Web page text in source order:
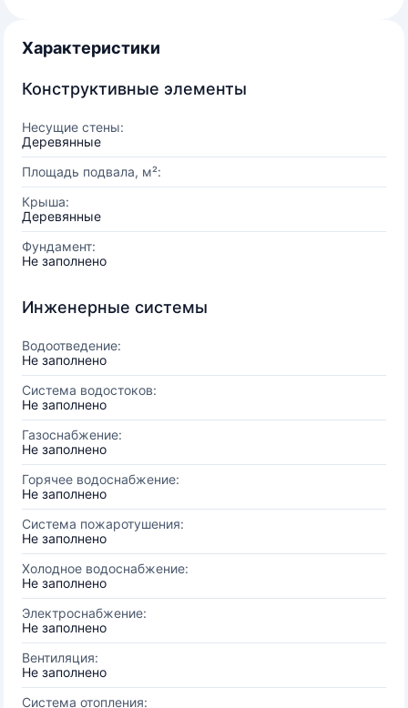
Характеристики
Конструктивные элементы
Несущие стены:
Деревянные
Площадь подвала, м²:
Крыша:
Деревянные
Фундамент:
Не заполнено
Инженерные системы
Водоотведение:
Не заполнено
Система водостоков:
Не заполнено
Газоснабжение:
Не заполнено
Горячее водоснабжение:
Не заполнено
Система пожаротушения:
Не заполнено
Холодное водоснабжение:
Не заполнено
Электроснабжение:
Не заполнено
Вентиляция:
Не заполнено
Система отопления: